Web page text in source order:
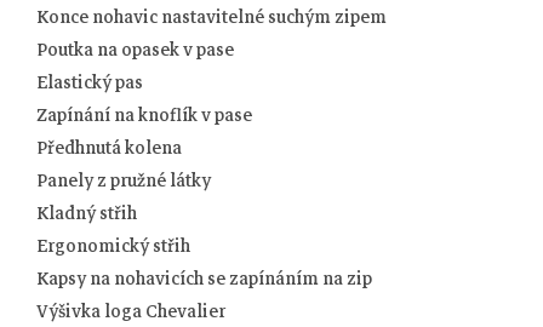
Konce nohavic nastavitelné suchým zipem
Poutka na opasek v pase
Elastický pas
Zapínání na knoflík v pase
Předhnutá kolena
Panely z pružné látky
Kladný střih
Ergonomický střih
Kapsy na nohavicích se zapínáním na zip
Výšivka loga Chevalier